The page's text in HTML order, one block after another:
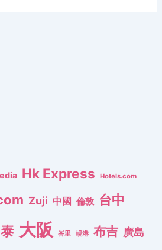
Hk Express Hotels.com
Zuji 中國 倫敦 台中
大阪 峇里 峴港 布吉 廣島